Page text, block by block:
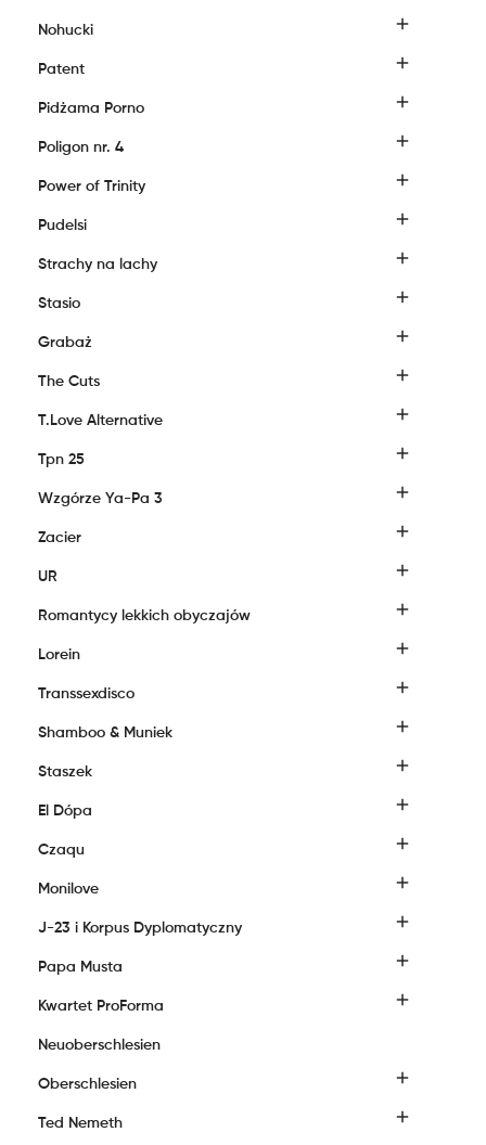
Nohucki 
Patent 
Pidżama Porno 
Poligon nr. 4 
Power of Trinity 
Pudelsi 
Strachy na lachy 
Stasio 
Grabaż 
The Cuts 
T.Love Alternative 
Tpn 25 
Wzgórze Ya-Pa 3 
Zacier 
UR 
Romantycy lekkich obyczajów 
Lorein 
Transsexdisco 
Shamboo & Muniek 
Staszek 
El Dópa 
Czaqu 
Monilove 
J-23 i Korpus Dyplomatyczny 
Papa Musta 
Kwartet ProForma 
Neuoberschlesien
Oberschlesien 
Ted Nemeth 